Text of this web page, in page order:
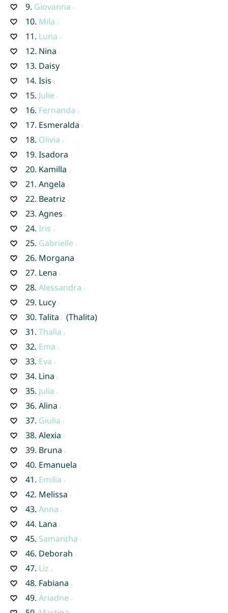
9. Giovanna
10. Mila
11. Luna
12. Nina
13. Daisy
14. Isis
15. Julie
16. Fernanda
17. Esmeralda
18. Olivia
19. Isadora
20. Kamilla
21. Angela
22. Beatriz
23. Agnes
24. Iris
25. Gabrielle
26. Morgana
27. Lena
28. Alessandra
29. Lucy
30. Talita
(Thalita)
31. Thalia
32. Ema
33. Eva
34. Lina
35. Julia
36. Alina
37. Giulia
38. Alexia
39. Bruna
40. Emanuela
41. Emilia
42. Melissa
43. Anna
44. Lana
45. Samantha
46. Deborah
47. Liz
48. Fabiana
49. Ariadne